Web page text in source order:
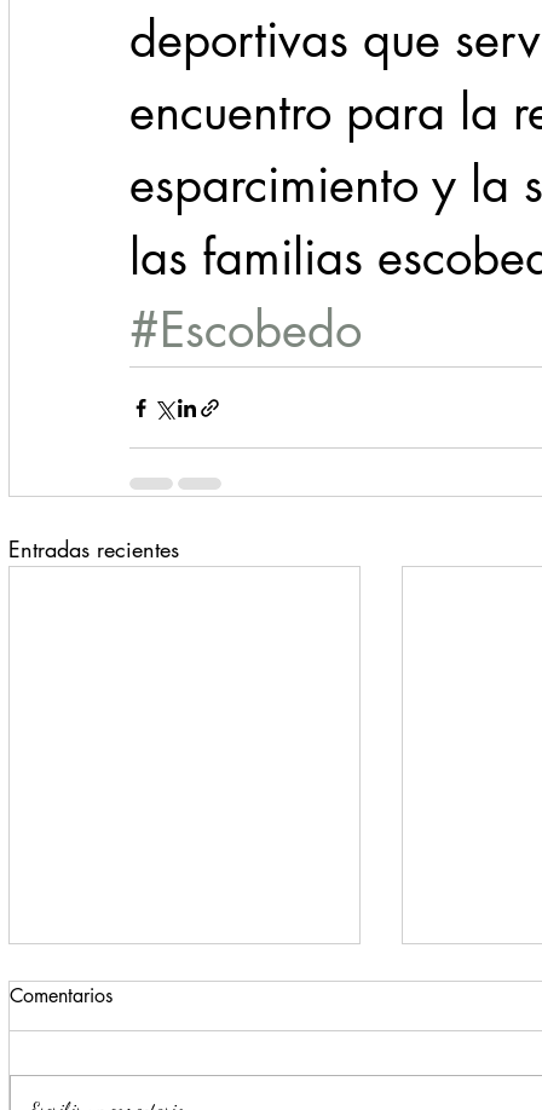
deportivas que
encuentro para la
esparcimiento y la
las familias
#Escobedo
Entradas recientes
Comentarios